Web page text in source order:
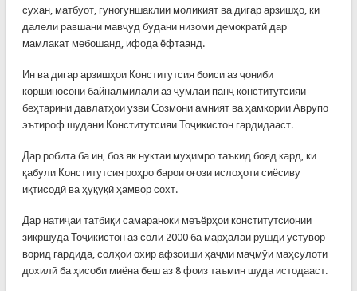
сухан, матбуот, гуногуншаклии моликият ва дигар арзишҳо, ки
далели равшани мавҷуд будани низоми демократӣ дар
мамлакат мебошанд, ифода ёфтаанд.
Ин ва дигар арзишҳои Конститутсия боиси аз ҷониби
коршиносони байналмилалӣ аз ҷумлаи панҷ конститутсияи
беҳтарини давлатҳои узви Созмони амният ва ҳамкории Аврупо
эътироф шудани Конститутсияи Тоҷикистон гардидааст.
Дар робита ба ин, боз як нуктаи муҳимро таъкид бояд кард, ки
қабули Конститутсия роҳро барои оғози ислоҳоти сиёсиву
иқтисодӣ ва ҳуқуқӣ ҳамвор сохт.
Дар натиҷаи татбиқи самараноки меъёрҳои конститутсионии
зикршуда Тоҷикистон аз соли 2000 ба марҳалаи рушди устувор
ворид гардида, солҳои охир афзоиши ҳаҷми маҷмӯи маҳсулоти
дохилӣ ба ҳисоби миёна беш аз 8 фоиз таъмин шуда истодааст.